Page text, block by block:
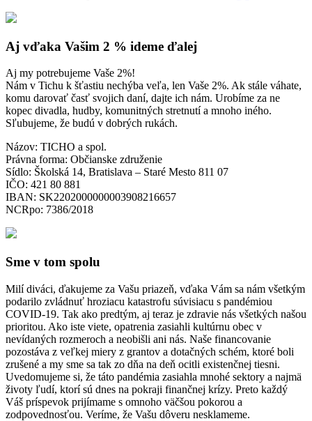
Aj vďaka Vašim 2 % ideme ďalej
Aj my potrebujeme Vaše 2%!
Nám v Tichu k šťastiu nechýba veľa, len Vaše 2%. Ak stále váhate,
komu darovať časť svojich daní, dajte ich nám. Urobíme za ne
kopec divadla, hudby, komunitných stretnutí a mnoho iného.
Sľubujeme, že budú v dobrých rukách.
Názov: TICHO a spol.
Právna forma: Občianske združenie
Sídlo: Školská 14, Bratislava – Staré Mesto 811 07
IČO: 421 80 881
IBAN: SK2202000000003908216657
NCRpo: 7386/2018
Sme v tom spolu
Milí diváci, ďakujeme za Vašu priazeň, vďaka Vám sa nám všetkým
podarilo zvládnuť hroziacu katastrofu súvisiacu s pandémiou
COVID-19. Tak ako predtým, aj teraz je zdravie nás všetkých našou
prioritou. Ako iste viete, opatrenia zasiahli kultúrnu obec v
nevídaných rozmeroch a neobišli ani nás. Naše financovanie
pozostáva z veľkej miery z grantov a dotačných schém, ktoré boli
zrušené a my sme sa tak zo dňa na deň ocitli existenčnej tiesni.
Uvedomujeme si, že táto pandémia zasiahla mnohé sektory a najmä
životy ľudí, ktorí sú dnes na pokraji finančnej krízy. Preto každý
Váš príspevok prijímame s omnoho väčšou pokorou a
zodpovednosťou. Veríme, že Vašu dôveru nesklameme.